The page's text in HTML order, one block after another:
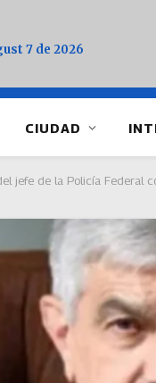
7 de 2026
CIUDAD
jefe de la Policía Federal